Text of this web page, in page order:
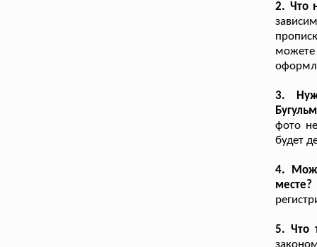
2. Что
3.
фото
будет
4.
месте?
5. Что